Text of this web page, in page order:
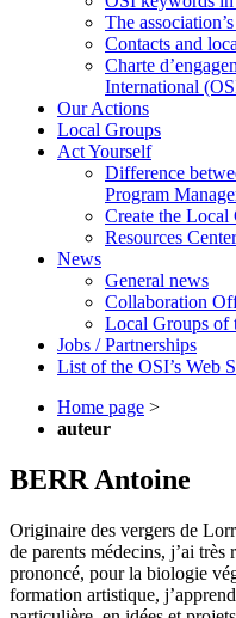
The
Contacts and
Charte
International
Our Actions
Local Groups
Act Yourself
Difference
Program
Create the
Resources Center
News
General news
Collaboration
Local Groups of
Jobs / Partnerships
List of the OSI’s Web
Home page >
auteur
BERR Antoine
Originaire des vergers de
de parents médecins, j’ai
prononcé, pour la biologie
formation artistique,